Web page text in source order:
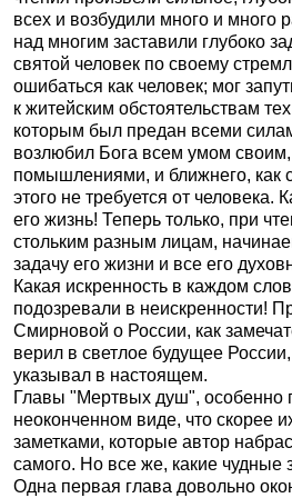
всех и возбудили много и много
над многим заставили глубоко
святой человек по своему
ошибаться как человек; мог
к житейским обстоятельствам
которым был предан всеми
возлюбил Бога всем умом
помышлениями, и ближнего, как
этого не требуется от человека.
его жизнь! Теперь только, при
стольким разным лицам,
задачу его жизни и все его
Какая искренность в каждом
подозревали в неискренности!
Смирновой о России, как
верил в светлое будущее
указывал в настоящем.
Главы "Мертвых душ", особенно
неоконченном виде, что скорее
заметками, которые автор
самого. Но все же, какие чудные
Одна первая глава довольно